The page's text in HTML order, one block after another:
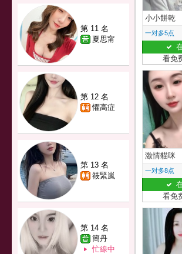
第 11 名
夏思甯
第 12 名
懼高症
第 13 名
筱緊嵐
第 14 名
簡丹
忙線中
小小餅乾
一对多5点
看免
激情貓咪
一对多8点
看免